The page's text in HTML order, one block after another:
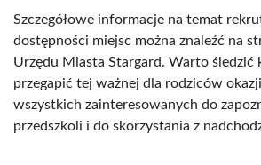
Szczegółowe informacje na temat
dostępności miejsc można znaleźć na
Urzędu Miasta Stargard. Warto śledzić
przegapić tej ważnej dla rodziców
wszystkich zainteresowanych do
przedszkoli i do skorzystania z